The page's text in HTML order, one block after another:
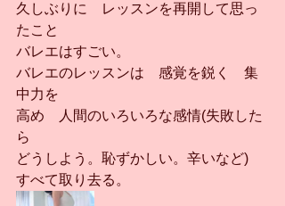
久しぶりに　レッスンを再開して思っ
たこと
バレエはすごい。
バレエのレッスンは　感覚を鋭く　集
中力を
高め　人間のいろいろな感情(失敗した
ら
どうしよう。恥ずかしい。辛いなど)
すべて取り去る。